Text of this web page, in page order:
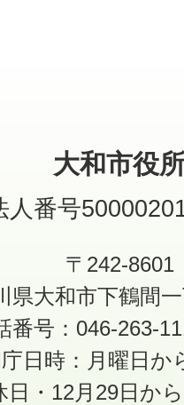
大和市役
人番号
〒242-8601
県大和市下鶴間
番号：046-263-
日時：月曜日か
日・12月29日か